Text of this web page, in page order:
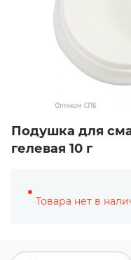
Подушка для
гелевая 10 г
Товара нет в